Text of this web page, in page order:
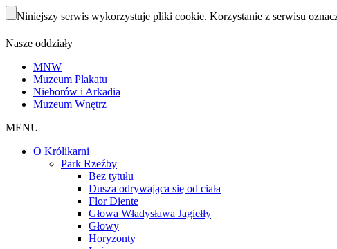
Niniejszy serwis wykorzystuje pliki cookie. Korzystanie z serwisu
Nasze oddziały
MNW
Muzeum Plakatu
Nieborów i Arkadia
Muzeum Wnętrz
MENU
O Królikarni
Park Rzeźby
Bez tytułu
Dusza odrywająca się od ciała
Flor Diente
Głowa Władysława Jagiełły
Głowy
Horyzonty